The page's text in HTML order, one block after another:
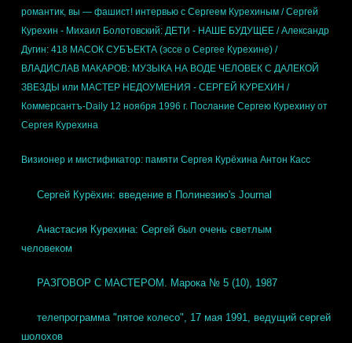
романтик, вы — фашист! интервью с Сергеем Курехиным / Сергей
Курехин - Михаил Болотовский: ДЕТИ - НАШЕ БУДУЩЕЕ / Александр
Дугин: 418 МАСОК СУБЪЕКТА (эссе о Сергее Курехине) /
ВЛАДИСЛАВ МАКАРОВ: МУЗЫКА НА ВОДЕ ЧЕЛОВЕК С ДАЛЕКОЙ
ЗВЕЗДЫ или МАСТЕР НЕДОУМЕНИЯ - СЕРГЕЙ КУРЕХИН /
Коммерсантъ-Daily 12 ноября 1996 г. Послание Сергею Курехину от
Сергея Курехина
Визионер и мистификатор: памяти Сергея Курёхина Антон Касс
Сергей Курёхин: введение в Полинезию's Journal
Анастасия Курехина: Сергей был очень светлым
человеком
РАЗГОВОР С МАСТЕРОМ. Марока № 5 (10), 1987
телепрограмма "пятое колесо", 17 мая 1991, ведущий сергей
шолохов